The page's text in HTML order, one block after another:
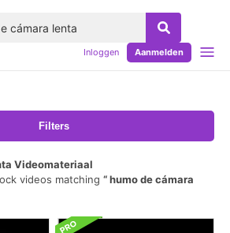
Inloggen Aanmelden
Filters
Videomateriaal
videos matching
humo de cámara